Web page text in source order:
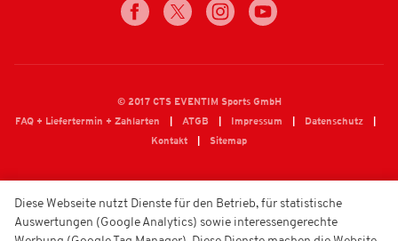
© 2017 CTS EVENTIM Sports GmbH
FAQ + Liefertermin + Zahlarten
ATGB Impressum
Datenschutz
Kontakt
Sitemap
Diese Webseite nutzt Dienste für den Betrieb, für statistische
Auswertungen (Google Analytics) sowie interessengerechte